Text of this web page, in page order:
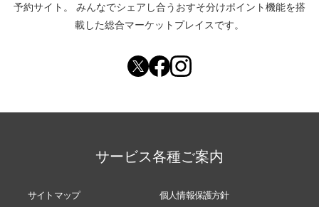
予約サイト。
みんなでシェアし合う おすそ分けポイント機能を搭
載した総合マーケットプレイスです。
サービス各種ご案内
サイトマップ 個人情報保護方針